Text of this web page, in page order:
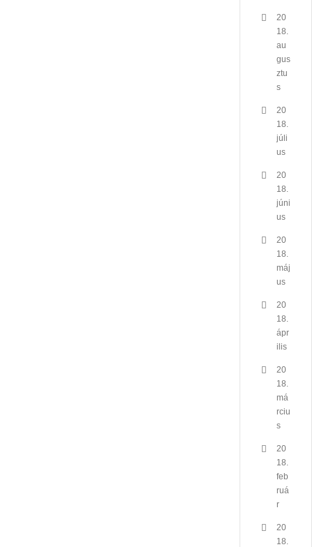
20
18.
au
gus
ztu
s
20
18.
júli
us
20
18.
júni
us
20
18.
máj
us
20
18.
ápr
ilis
20
18.
má
rciu
s
20
18.
feb
ruá
r
20
18.